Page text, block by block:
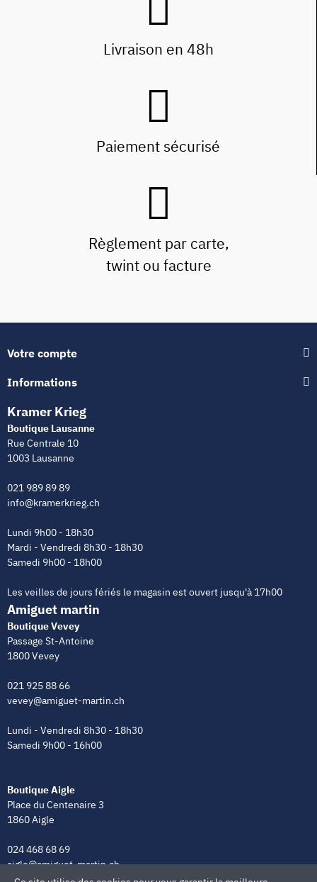
Livraison en 48h
Paiement sécurisé
Règlement par carte,
twint ou facture
Votre compte
Informations
Kramer Krieg
Boutique Lausanne
Rue Centrale 10
1003 Lausanne
021 989 89 89
info@kramerkrieg.ch
Lundi 9h00 - 18h30
Mardi - Vendredi 8h30 - 18h30
Samedi 9h00 - 18h00
Les veilles de jours fériés le magasin est ouvert jusqu'à 17h00
Amiguet martin
Boutique Vevey
Passage St-Antoine
1800 Vevey
021 925 88 66
vevey@amiguet-martin.ch
Lundi - Vendredi 8h30 - 18h30
Samedi 9h00 - 16h00
Boutique Aigle
Place du Centenaire 3
1860 Aigle
024 468 68 69
aigle@amiguet-martin.ch